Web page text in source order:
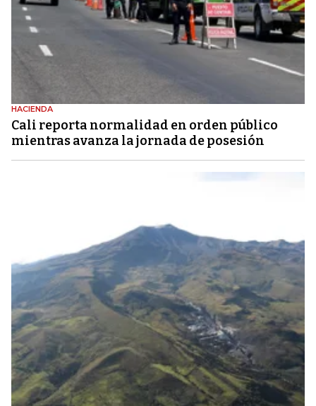
HACIENDA
Cali reporta normalidad en orden público
mientras avanza la jornada de posesión